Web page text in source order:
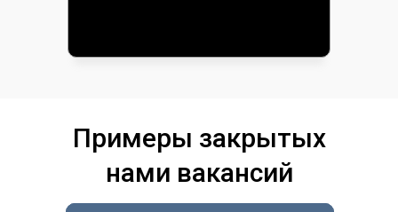
Примеры закрытых
нами вакансий